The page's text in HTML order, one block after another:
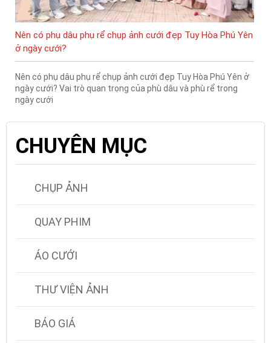
Nên có phụ dâu phụ rể chụp ảnh cưới đẹp Tuy Hòa Phú Yên
ở ngày cưới?
Nên có phụ dâu phụ rể chụp ảnh cưới đẹp Tuy Hòa Phú Yên ở
ngày cưới? Vai trò quan trọng của phù dâu và phù rể trong
ngày cưới
CHUYÊN MỤC
CHỤP ẢNH
QUAY PHIM
ÁO CƯỚI
THƯ VIỆN ẢNH
BÁO GIÁ